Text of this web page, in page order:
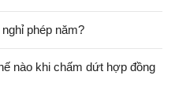
phép năm?
nào khi chấm dứt hợp đồng